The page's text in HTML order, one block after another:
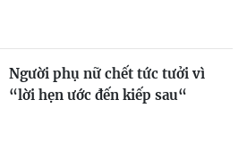
Người phụ nữ chết tức tưởi vì
“lời hẹn ước đến kiếp sau“